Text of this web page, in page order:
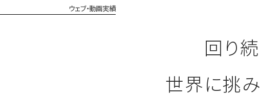
ウェブ・動画実績
回り
世界に挑